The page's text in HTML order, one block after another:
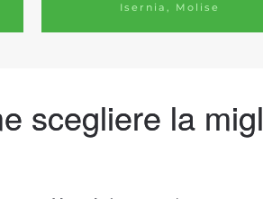
Isernia, Molise
scegliere la